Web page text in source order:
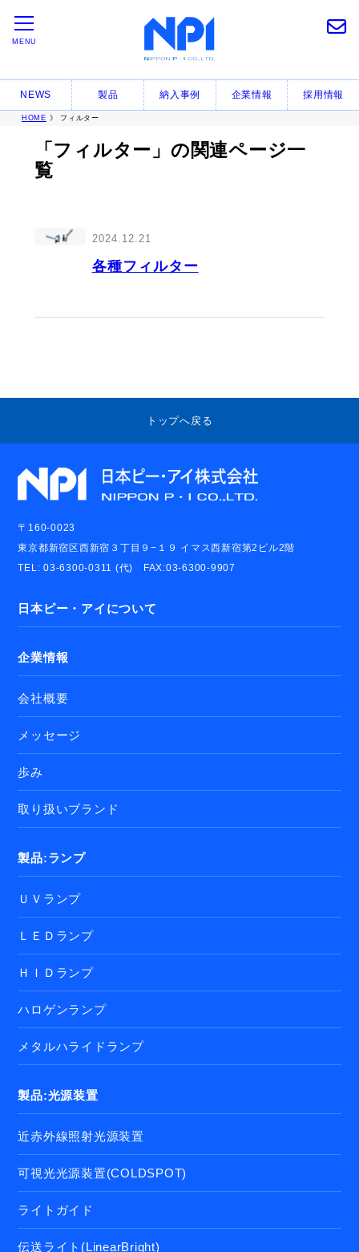
MENU
NEWS 製品 納入事例 企業情報 採用情報
HOME 》 フィルター
「フィルター」の関連ページ一
覧
2024.12.21
各種フィルター
トップへ戻る
〒160-0023
東京都新宿区西新宿３丁目９−１９ イマス西新宿第2ビル2階
TEL: 03-6300-0311 (代) FAX:03-6300-9907
日本ピー・アイについて
企業情報
会社概要
メッセージ
歩み
取り扱いブランド
製品:ランプ
ＵＶランプ
ＬＥＤランプ
ＨＩＤランプ
ハロゲンランプ
メタルハライドランプ
製品:光源装置
近赤外線照射光源装置
可視光光源装置(COLDSPOT)
ライトガイド
伝送ライト(LinearBright)